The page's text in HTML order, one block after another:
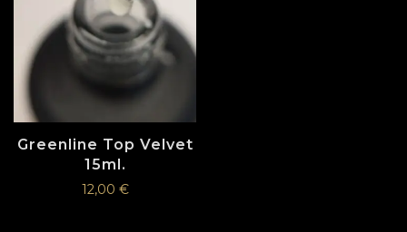
Greenline Top Velvet
15ml.
12,00 €